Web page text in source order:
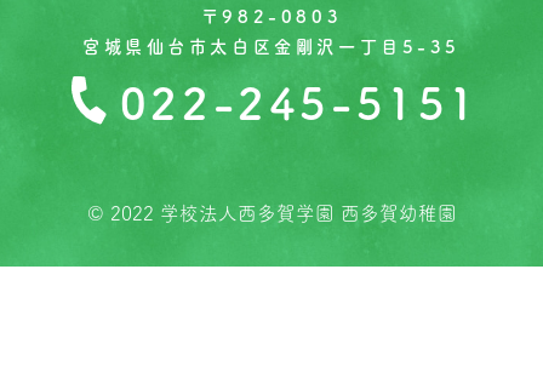
〒982-0803
宮城県仙台市太白区金剛沢一丁目5-35
022-245-5151
© 2022 学校法人西多賀学園 西多賀幼稚園